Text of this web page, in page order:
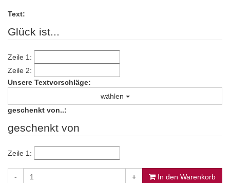
Text:
Glück ist...
Zeile 1:
Zeile 2:
Unsere Textvorschläge:
wählen
geschenkt von..:
geschenkt von
Zeile 1:
- + In den Warenkorb